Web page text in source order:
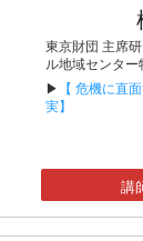
東京財団 主席
ル地域センタ
▶ 【 危機に直
実】
講